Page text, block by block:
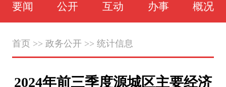
要闻 公开 互动 办事 概况
首页 >> 政务公开>> 统计信息
2024年前三季度源城区主要经济